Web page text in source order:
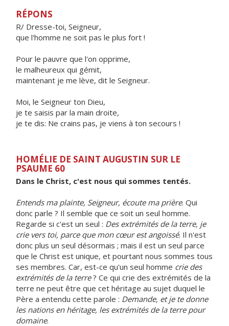
RÉPONS
R/ Dresse-toi, Seigneur,
que l'homme ne soit pas le plus fort !
Pour le pauvre que l'on opprime,
le malheureux qui gémit,
maintenant je me lève, dit le Seigneur.
Moi, le Seigneur ton Dieu,
je te saisis par la main droite,
je te dis: Ne crains pas, je viens à ton secours !
HOMÉLIE DE SAINT AUGUSTIN SUR LE
PSAUME 60
Dans le Christ, c'est nous qui sommes tentés.
Entends ma plainte, Seigneur, écoute ma prière. Qui
donc parle ? Il semble que ce soit un seul homme.
Regarde si c'est un seul : Des extrémités de la terre, je
crie vers toi, parce que mon cœur est angoissé. Il n'est
donc plus un seul désormais ; mais il est un seul parce
que le Christ est unique, et pourtant nous sommes tous
ses membres. Car, est-ce qu'un seul homme crie des
extrémités de la terre? Ce qui crie des extrémités de la
terre ne peut être que cet héritage au sujet duquel le
Père a entendu cette parole : Demande, et je te donne
les nations en héritage, les extrémités de la terre pour
domaine.